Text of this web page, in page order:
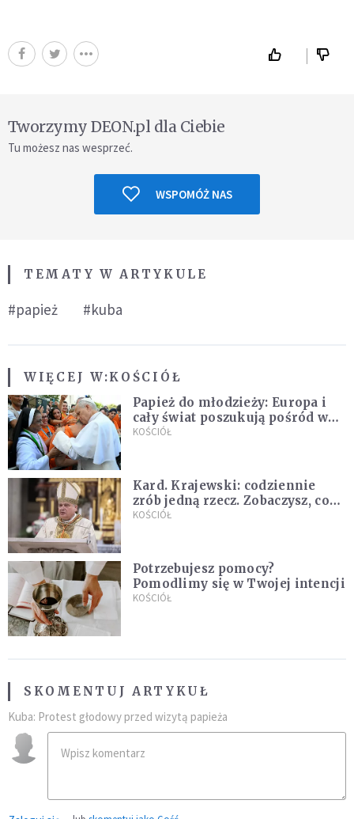
Tworzymy DEON.pl dla Ciebie
Tu możesz nas wesprzeć.
WSPOMÓŻ NAS
TEMATY W ARTYKULE
#papież #kuba
WIĘCEJ W:KOŚCIÓŁ
Papież do młodzieży: Europa i
cały świat poszukują pośród was
nowych świętych
KOŚCIÓŁ
Kard. Krajewski: codziennie
zrób jedną rzecz. Zobaczysz, co
stanie się z twoim życiem
KOŚCIÓŁ
Potrzebujesz pomocy?
Pomodlimy się w Twojej intencji
KOŚCIÓŁ
SKOMENTUJ ARTYKUŁ
Kuba: Protest głodowy przed wizytą papieża